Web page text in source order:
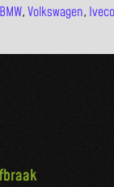
BMW,Volkswagen, Iveco